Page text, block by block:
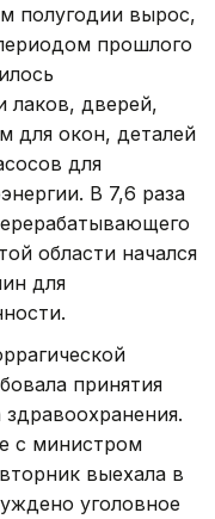
полугодии вырос,
прошлого
лаков, дверей,
для окон, деталей
для
В 7,6 раза
области начался
для
принятия
с министром
выехала в
уголовное